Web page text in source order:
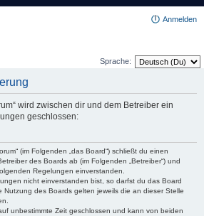
Anmelden
Sprache:
wird zwischen dir und dem Betreiber ein
geschlossen:
(im Folgenden „das Board“) schließt du einen
des Boards ab (im Folgenden „Betreiber“) und
Regelungen einverstanden.
nicht einverstanden bist, so darfst du das Board
Nutzung des Boards gelten jeweils die an dieser Stelle
unbestimmte Zeit geschlossen und kann von beiden